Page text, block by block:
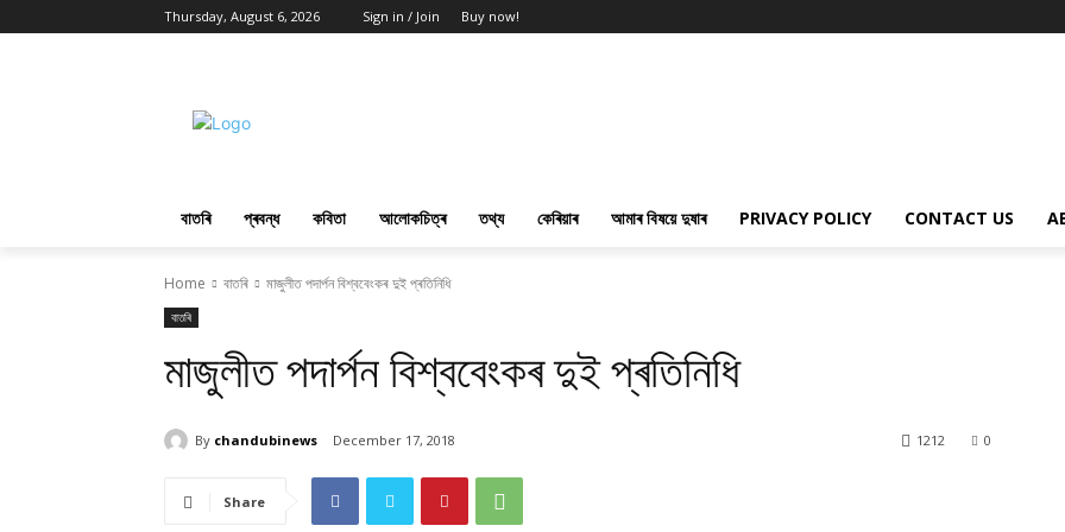
Thursday, August 6, 2026 Sign in / Join Buy now!
বাতৰি প্ৰবন্ধ কবিতা আলোকচিত্ৰ তথ্য কেৰিয়াৰ আমাৰ বিষয়ে দুষাৰ PRIVACY POLICY CONTACT US
Home বাতৰি মাজুলীত পদাৰ্পন বিশ্ববেংকৰ দুই প্ৰতিনিধি
বাতৰি
মাজুলীত পদাৰ্পন বিশ্ববেংকৰ দুই প্ৰতিনিধি
By chandubinews December 17, 2018 0
1212
Share